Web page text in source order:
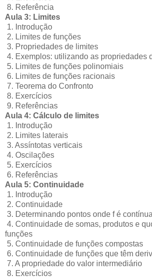
8. Referência
Aula 3: Limites
1. Introdução
2. Limites de funções
3. Propriedades de limites
4. Exemplos: utilizando as propriedades
5. Limites de funções polinomiais
6. Limites de funções racionais
7. Teorema do Confronto
8. Exercícios
9. Referências
Aula 4: Cálculo de limites
1. Introdução
2. Limites laterais
3. Assíntotas verticais
4. Oscilações
5. Exercícios
6. Referências
Aula 5: Continuidade
1. Introdução
2. Continuidade
3. Determinando pontos onde f é contínua
4. Continuidade de somas, produtos e
funções
5. Continuidade de funções compostas
6. Continuidade de funções que têm
7. A propriedade do valor intermediário
8. Exercícios